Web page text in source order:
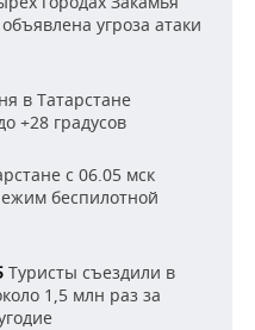
угроза атаки
в Татарстане
+28 градусов
с 06.05 мск
беспилотной
Туристы съездили в
1,5 млн раз за